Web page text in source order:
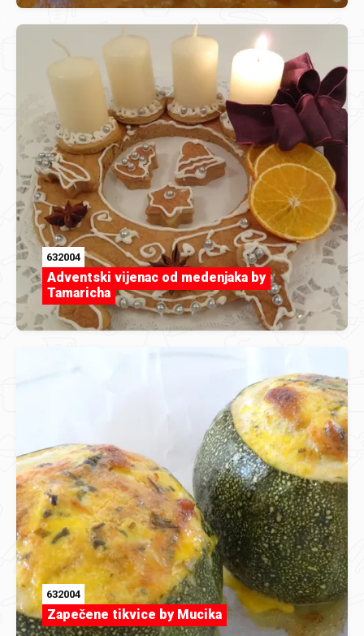
632004
Adventski vijenac od medenjaka by
Tamaricha
632004
Zapečene tikvice by Mucika